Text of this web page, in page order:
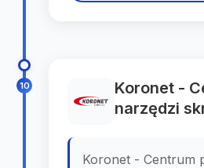
10
Koronet -
narzędzi
Koronet - Centrum